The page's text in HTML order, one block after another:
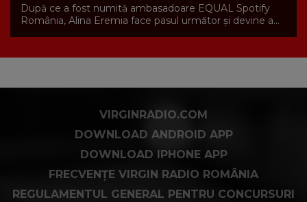
După ce a fost numită ambasadoare EQUAL Spotify
România, Alina Eremia face pasul următor și devine a...
VIRGINRADIO.COM
DOWNLOAD ANDROID APP
DOWNLOAD IPHONE APP
FRECVENȚE VIRGIN RADIO ROMÂNIA
REGULAMENTUL GENERAL PENTRU CONCURSURI